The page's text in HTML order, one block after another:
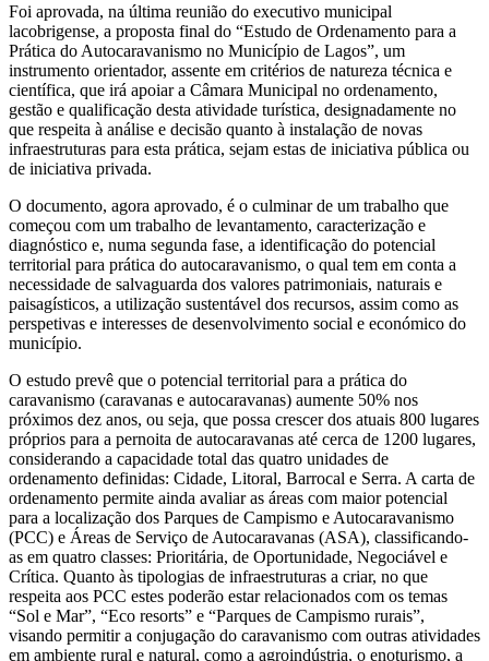
Foi aprovada, na última reunião do executivo municipal
lacobrigense, a proposta final do “Estudo de Ordenamento para a
Prática do Autocaravanismo no Município de Lagos”, um
instrumento orientador, assente em critérios de natureza técnica e
científica, que irá apoiar a Câmara Municipal no ordenamento,
gestão e qualificação desta atividade turística, designadamente no
que respeita à análise e decisão quanto à instalação de novas
infraestruturas para esta prática, sejam estas de iniciativa pública ou
de iniciativa privada.
O documento, agora aprovado, é o culminar de um trabalho que
começou com um trabalho de levantamento, caracterização e
diagnóstico e, numa segunda fase, a identificação do potencial
territorial para prática do autocaravanismo, o qual tem em conta a
necessidade de salvaguarda dos valores patrimoniais, naturais e
paisagísticos, a utilização sustentável dos recursos, assim como as
perspetivas e interesses de desenvolvimento social e económico do
município.
O estudo prevê que o potencial territorial para a prática do
caravanismo (caravanas e autocaravanas) aumente 50% nos
próximos dez anos, ou seja, que possa crescer dos atuais 800 lugares
próprios para a pernoita de autocaravanas até cerca de 1200 lugares,
considerando a capacidade total das quatro unidades de
ordenamento definidas: Cidade, Litoral, Barrocal e Serra. A carta de
ordenamento permite ainda avaliar as áreas com maior potencial
para a localização dos Parques de Campismo e Autocaravanismo
(PCC) e Áreas de Serviço de Autocaravanas (ASA), classificando-
as em quatro classes: Prioritária, de Oportunidade, Negociável e
Crítica. Quanto às tipologias de infraestruturas a criar, no que
respeita aos PCC estes poderão estar relacionados com os temas
“Sol e Mar”, “Eco resorts” e “Parques de Campismo rurais”,
visando permitir a conjugação do caravanismo com outras atividades
em ambiente rural e natural, como a agroindústria, o enoturismo, a